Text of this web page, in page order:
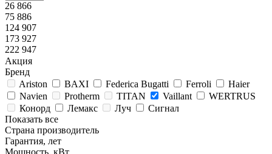
26 866
75 886
124 907
173 927
222 947
Акция
Бренд
Ariston
BAXI Federica Bugatti Ferroli
Haier
Navien
Protherm TITAN Vaillant
WERTRUS
Конорд
Лемакс Луч
Сигнал
Показать все
Страна производитель
Гарантия, лет
Мощность, кВт